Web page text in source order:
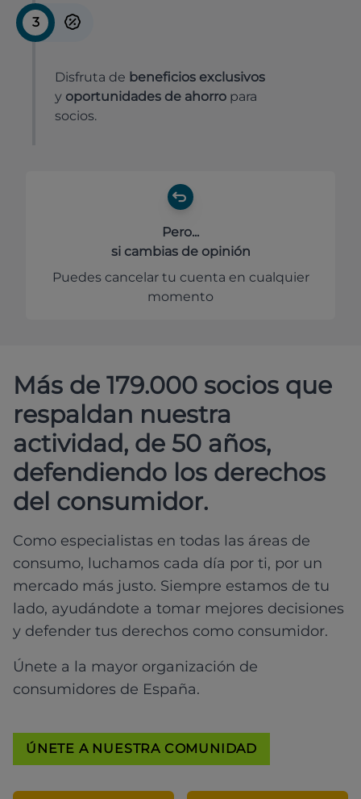
3
Disfruta de beneficios exclusivos
y oportunidades de ahorro para
socios.
Pero...
si cambias de opinión
Puedes cancelar tu cuenta en cualquier
momento
Más de 179.000 socios que
respaldan nuestra
actividad, de 50 años,
defendiendo los derechos
del consumidor.
Como especialistas en todas las áreas de
consumo, luchamos cada día por ti, por un
mercado más justo. Siempre estamos de tu
lado, ayudándote a tomar mejores decisiones
y defender tus derechos como consumidor.
Únete a la mayor organización de
consumidores de España.
ÚNETE A NUESTRA COMUNIDAD